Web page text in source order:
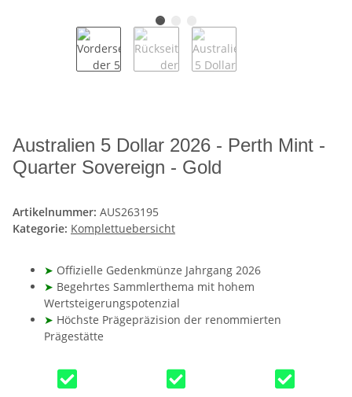
Australien 5 Dollar 2026 - Perth Mint -
Quarter Sovereign - Gold
Artikelnummer: AUS263195
Kategorie: Komplettuebersicht
➤ Offizielle Gedenkmünze Jahrgang 2026
➤ Begehrtes Sammlerthema mit hohem
Wertsteigerungspotenzial
➤ Höchste Prägepräzision der renommierten
Prägestätte